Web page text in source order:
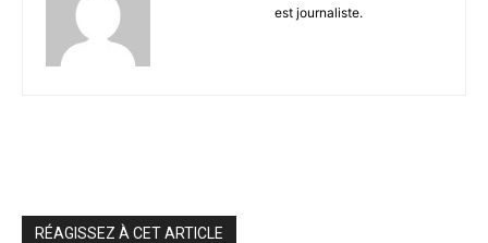
est journaliste.
RÉAGISSEZ À CET ARTICLE